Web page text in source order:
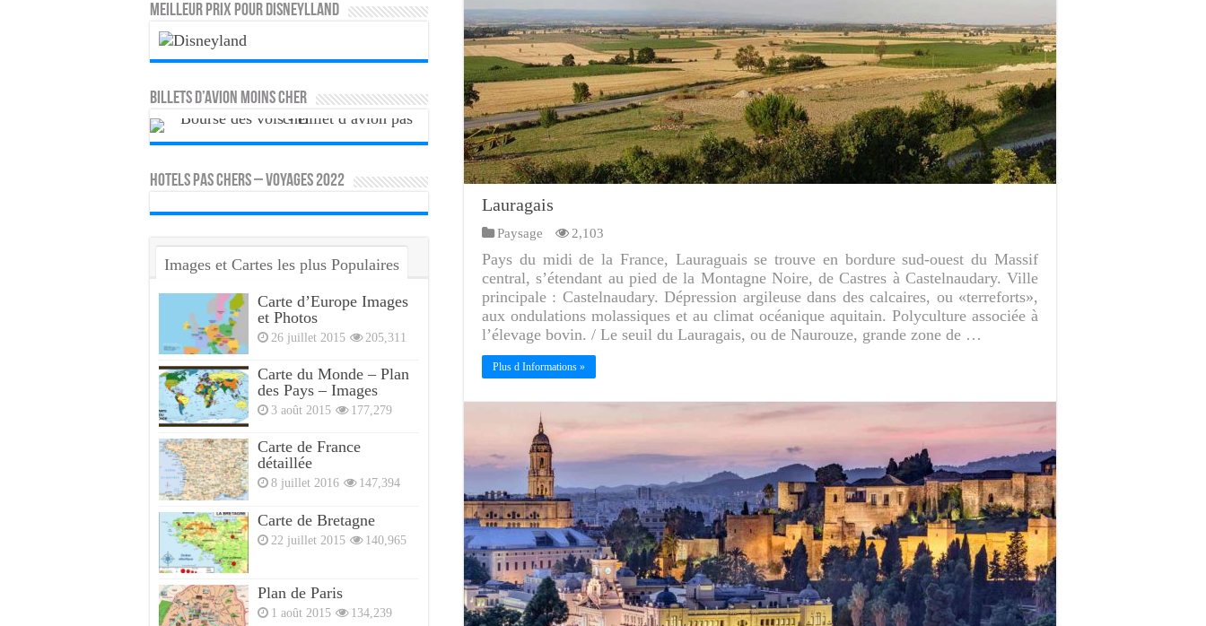
Lauragais
Paysage 2,103
Pays du midi de la France, Lauraguais se trouve en bordure sud-ouest du Massif
central, s’étendant au pied de la Montagne Noire, de Castres à Castelnaudary. Ville
principale : Castelnaudary. Dépression argileuse dans des calcaires, ou «terreforts»,
aux ondulations molassiques et au climat océanique aquitain. Polyculture associée à
l’élevage bovin. / Le seuil du Lauragais, ou de Naurouze, grande zone de …
Plus d Informations »
MEILLEUR PRIX POUR DISNEYLLAND
Billets d’avion moins cher
HOTELS PAS CHERS – VOYAGES 2022
Images et Cartes les plus Populaires
Carte d’Europe Images
et Photos
26 juillet 2015 205,311
Carte du Monde – Plan
des Pays – Images
3 août 2015 177,279
Carte de France
détaillée
8 juillet 2016 147,394
Carte de Bretagne
22 juillet 2015 140,965
Plan de Paris
1 août 2015 134,239